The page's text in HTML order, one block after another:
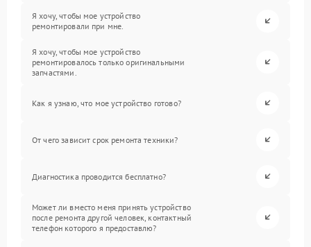
Я хочу, чтобы мое устройство
ремонтировали при мне.
Я хочу, чтобы мое устройство
ремонтировалось только оригинальными
запчастями.
Как я узнаю, что мое устройство готово?
От чего зависит срок ремонта техники?
Диагностика проводится бесплатно?
Может ли вместо меня принять устройство
после ремонта другой человек, контактный
телефон которого я предоставлю?